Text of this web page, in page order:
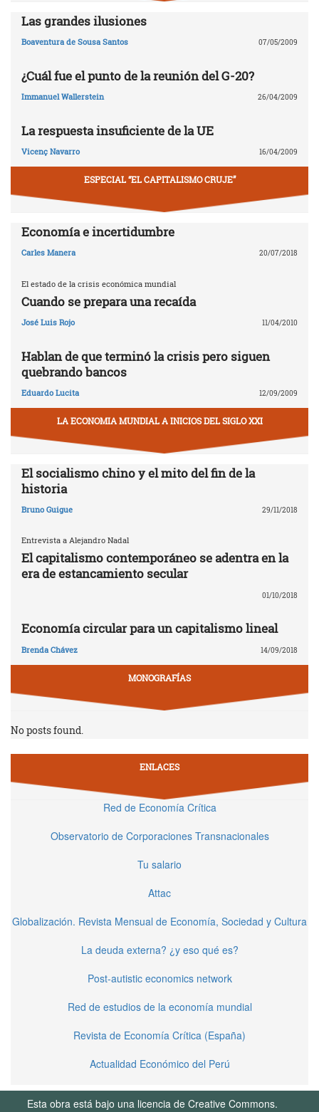
Las grandes ilusiones
Boaventura de Sousa Santos 07/05/2009
¿Cuál fue el punto de la reunión del G-20?
Immanuel Wallerstein 26/04/2009
La respuesta insuficiente de la UE
Vicenç Navarro 16/04/2009
ESPECIAL “EL CAPITALISMO CRUJE”
Economía e incertidumbre
Carles Manera 20/07/2018
El estado de la crisis económica mundial
Cuando se prepara una recaída
José Luis Rojo 11/04/2010
Hablan de que terminó la crisis pero siguen
quebrando bancos
Eduardo Lucita 12/09/2009
LA ECONOMIA MUNDIAL A INICIOS DEL SIGLO XXI
El socialismo chino y el mito del fin de la
historia
Bruno Guigue 29/11/2018
Entrevista a Alejandro Nadal
El capitalismo contemporáneo se adentra en la
era de estancamiento secular
01/10/2018
Economía circular para un capitalismo lineal
Brenda Chávez 14/09/2018
MONOGRAFÍAS
No posts found.
ENLACES
Red de Economía Crítica
Observatorio de Corporaciones Transnacionales
Tu salario
Attac
Globalización. Revista Mensual de Economía, Sociedad y Cultura
La deuda externa? ¿y eso qué es?
Post-autistic economics network
Red de estudios de la economía mundial
Revista de Economía Crítica (España)
Actualidad Económico del Perú
Esta obra está bajo una licencia de Creative Commons.